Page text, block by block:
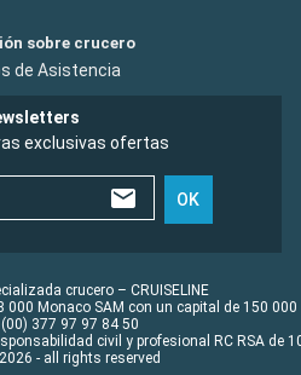
sobre crucero
de Asistencia
exclusivas ofertas
OK
crucero – CRUISELINE
000 Monaco SAM con un capital de 150 000
377 97 97 84 50
civil y profesional RC RSA de
- all rights reserved